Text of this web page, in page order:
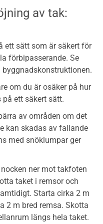
av tak:
ett sätt som är säkert för
förbipasserande. Se
om du är osäker på hur
ett säkert sätt.
av områden om det
kan skadas av fallande
med snöklumpar ger
ner mot takfoten
taket i remsor och
Starta cirka 2 m
2 m bred remsa. Skotta
längs hela taket.